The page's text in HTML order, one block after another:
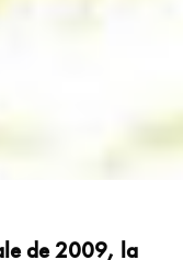
de 2009, la